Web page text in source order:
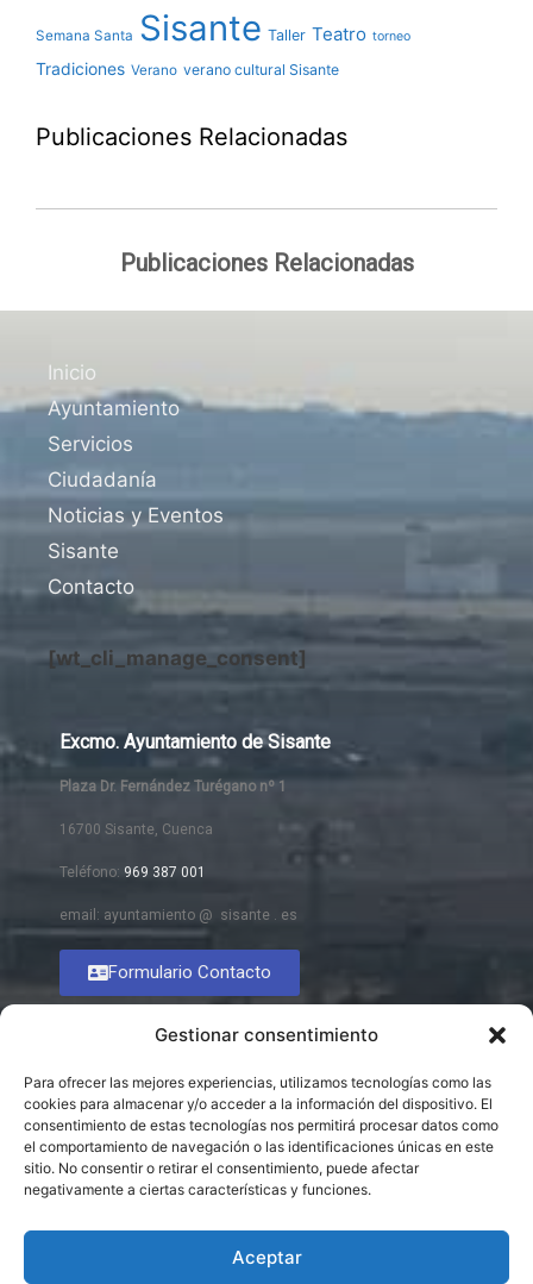
Gestionar consentimiento
Para ofrecer las mejores experiencias, utilizamos tecnologías como las
cookies para almacenar y/o acceder a la información del dispositivo. El
consentimiento de estas tecnologías nos permitirá procesar datos como
el comportamiento de navegación o las identificaciones únicas en este
sitio. No consentir o retirar el consentimiento, puede afectar
negativamente a ciertas características y funciones.
Aceptar
Semana Santa Sisante Taller Teatro torneo
Tradiciones Verano verano cultural Sisante
Publicaciones Relacionadas
Publicaciones Relacionadas
Inicio
Ayuntamiento
Servicios
Ciudadanía
Noticias y Eventos
Sisante
Contacto
[wt_cli_manage_consent]
Excmo. Ayuntamiento de Sisante
Plaza Dr. Fernández Turégano nº 1
16700 Sisante, Cuenca
Teléfono: 969 387 001
email: ayuntamiento @ sisante . es
Formulario Contacto